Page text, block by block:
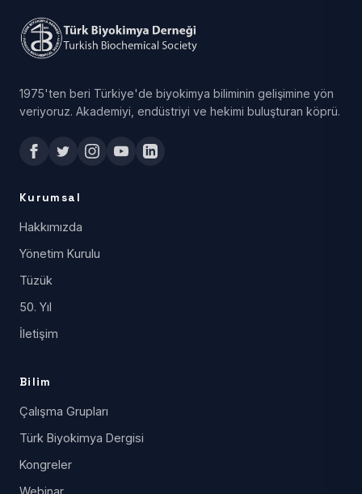
1975'ten beri Türkiye'de biyokimya biliminin gelişimine yön
veriyoruz. Akademiyi, endüstriyi ve hekimi buluşturan köprü.
Kurumsal
Hakkımızda
Yönetim Kurulu
Tüzük
50. Yıl
İletişim
Bilim
Çalışma Grupları
Türk Biyokimya Dergisi
Kongreler
Webinar